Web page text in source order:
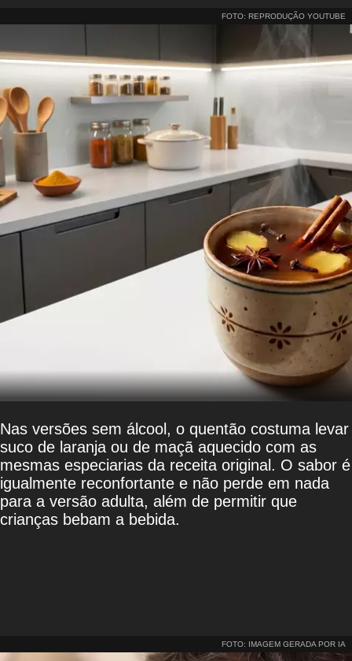
FOTO: REPRODUÇÃO YOUTUBE
Nas versões sem álcool, o quentão costuma levar
suco de laranja ou de maçã aquecido com as
mesmas especiarias da receita original. O sabor é
igualmente reconfortante e não perde em nada
para a versão adulta, além de permitir que
crianças bebam a bebida.
FOTO: IMAGEM GERADA POR IA